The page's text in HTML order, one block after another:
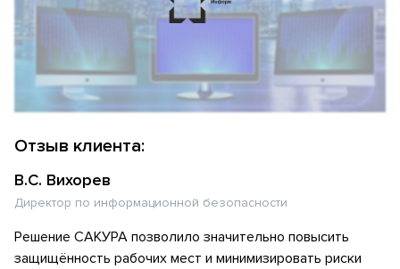
Отзыв клиента:
В.С. Вихорев
Директор по информационной безопасности
Решение САКУРА позволило значительно повысить
защищённость рабочих мест и минимизировать риски